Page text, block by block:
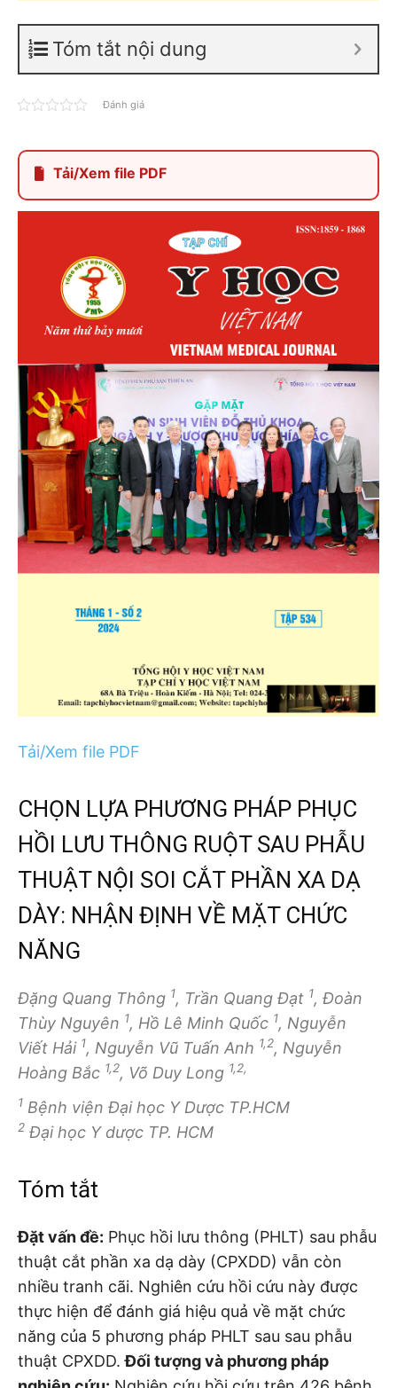
Tóm tắt nội dung
Đánh giá
Tải/Xem file PDF
Tải/Xem file PDF
CHỌN LỰA PHƯƠNG PHÁP PHỤC
HỒI LƯU THÔNG RUỘT SAU PHẪU
THUẬT NỘI SOI CẮT PHẦN XA DẠ
DÀY: NHẬN ĐỊNH VỀ MẶT CHỨC
NĂNG
Đặng Quang Thông 1, Trần Quang Đạt 1, Đoàn
Thùy Nguyên 1, Hồ Lê Minh Quốc 1, Nguyễn
Viết Hải 1, Nguyễn Vũ Tuấn Anh 1,2, Nguyễn
Hoàng Bắc 1,2, Võ Duy Long 1,2,
1 Bệnh viện Đại học Y Dược TP.HCM
2 Đại học Y dược TP. HCM
Tóm tắt
Đặt vấn đề: Phục hồi lưu thông (PHLT) sau phẫu
thuật cắt phần xa dạ dày (CPXDD) vẫn còn
nhiều tranh cãi. Nghiên cứu hồi cứu này được
thực hiện để đánh giá hiệu quả về mặt chức
năng của 5 phương pháp PHLT sau sau phẫu
thuật CPXDD.Đối tượng và phương pháp